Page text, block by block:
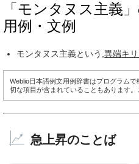
「モンタヌス主義
用例・文例
モンタヌス主義という,異端キ
Weblio日本語例文用例辞書はプログラム
切な項目が含まれていることもあります。
急上昇のことば